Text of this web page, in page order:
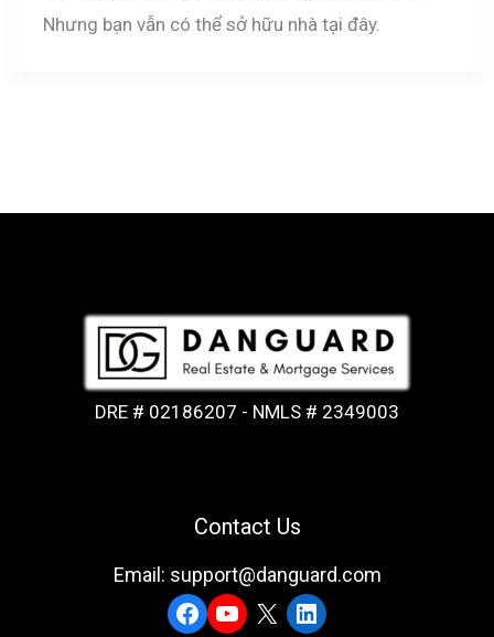
Nhưng bạn vẫn có thể sở hữu nhà tại đây.
DRE # 02186207 - NMLS # 2349003
Contact Us
Email: support@danguard.com
Facebook
YouTube
X LinkedIn